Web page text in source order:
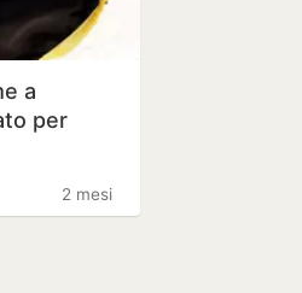
a
per
2 mesi